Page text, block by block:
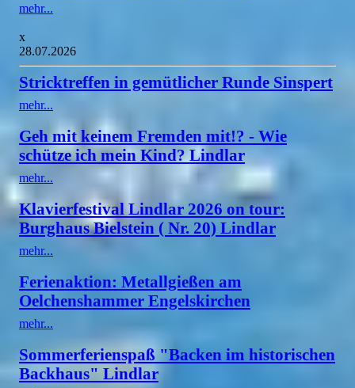
mehr...
x
28.07.2026
Stricktreffen in gemütlicher Runde Sinspert
mehr...
Geh mit keinem Fremden mit!? - Wie
schütze ich mein Kind? Lindlar
mehr...
Klavierfestival Lindlar 2026 on tour:
Burghaus Bielstein ( Nr. 20) Lindlar
mehr...
Ferienaktion: Metallgießen am
Oelchenshammer Engelskirchen
mehr...
Sommerferienspaß "Backen im historischen
Backhaus" Lindlar